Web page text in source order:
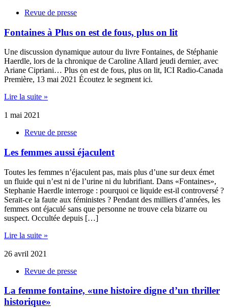
Revue de presse
Fontaines à Plus on est de fous, plus on lit
Une discussion dynamique autour du livre Fontaines, de Stéphanie
Haerdle, lors de la chronique de Caroline Allard jeudi dernier, avec
Ariane Cipriani… Plus on est de fous, plus on lit, ICI Radio-Canada
Première, 13 mai 2021 Écoutez le segment ici.
Lire la suite »
1 mai 2021
Revue de presse
Les femmes aussi éjaculent
Toutes les femmes n’éjaculent pas, mais plus d’une sur deux émet
un fluide qui n’est ni de l’urine ni du lubrifiant. Dans «Fontaines»,
Stephanie Haerdle interroge : pourquoi ce liquide est-il controversé ?
Serait-ce la faute aux féministes ? Pendant des milliers d’années, les
femmes ont éjaculé sans que personne ne trouve cela bizarre ou
suspect. Occultée depuis […]
Lire la suite »
26 avril 2021
Revue de presse
La femme fontaine, «une histoire digne d’un thriller
historique»